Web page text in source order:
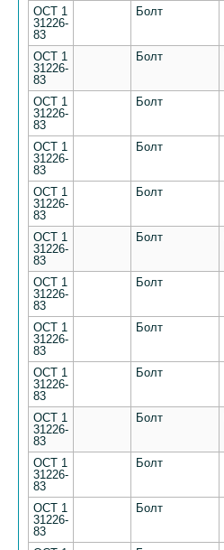
ОСТ 1
31226-
83
Болт
ОСТ 1
31226-
83
Болт
ОСТ 1
31226-
83
Болт
ОСТ 1
31226-
83
Болт
ОСТ 1
31226-
83
Болт
ОСТ 1
31226-
83
Болт
ОСТ 1
31226-
83
Болт
ОСТ 1
31226-
83
Болт
ОСТ 1
31226-
83
Болт
ОСТ 1
31226-
83
Болт
ОСТ 1
31226-
83
Болт
ОСТ 1
31226-
83
Болт